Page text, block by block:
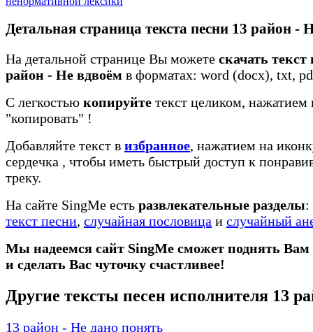
Детальная страница текста песни 13 район -
На детальной странице Вы можете скачать текст
район - Не вдвоём в форматах: word (docx), txt,
С легкостью копируйте текст целиком, нажатием
"копировать" !
Добавляйте текст в избранное, нажатием на
сердечка , чтобы иметь быстрый доступ к
треку.
На сайте SingMe есть развлекательные разделы:
текст песни, случайная пословица и случайный
Мы надеемся сайт SingMe сможет поднять Вам
и сделать Вас чуточку счастливее!
Другие тексты песен исполнителя 13
13 район - Не дано понять